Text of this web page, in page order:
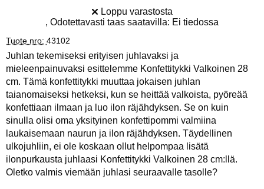
Saatavuus:
Loppu varastosta
, Odotettavasti taas saatavilla: Ei tiedossa
Tuote nro: 43102
Juhlan tekemiseksi erityisen juhlavaksi ja
mieleenpainuvaksi esittelemme Konfettitykki Valkoinen 28
cm. Tämä konfettitykki muuttaa jokaisen juhlan
taianomaiseksi hetkeksi, kun se heittää valkoista, pyöreää
konfettiaan ilmaan ja luo ilon räjähdyksen. Se on kuin
sinulla olisi oma yksityinen konfettipommi valmiina
laukaisemaan naurun ja ilon räjähdyksen. Täydellinen
ulkojuhliin, ei ole koskaan ollut helpompaa lisätä
ilonpurkausta juhlaasi Konfettitykki Valkoinen 28 cm:llä.
Oletko valmis viemään juhlasi seuraavalle tasolle?